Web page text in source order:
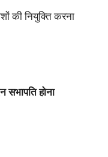
की नियुक्ति करना
सभापति होना